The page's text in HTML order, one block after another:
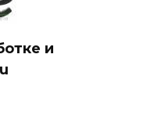
и